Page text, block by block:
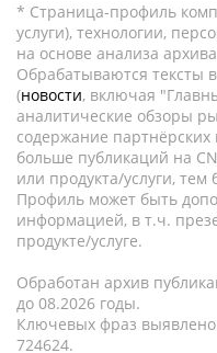
* Страница-профиль
услуги), технологии,
на основе анализа
Обрабатываются тексты
(новости, включая
аналитические обзоры
содержание
больше публикаций на
или продукта/услуги,
Профиль может быть
информацией, в т.ч.
продукте/услуге.
Обработан архив
до 08.2026 годы.
Ключевых фраз выявлено
724624.